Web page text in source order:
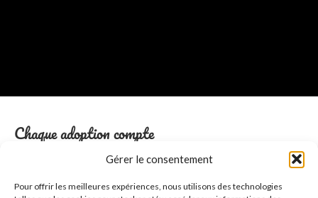
Gérer le consentement
Pour offrir les meilleures expériences, nous utilisons des technologies
Chaque adoption compte